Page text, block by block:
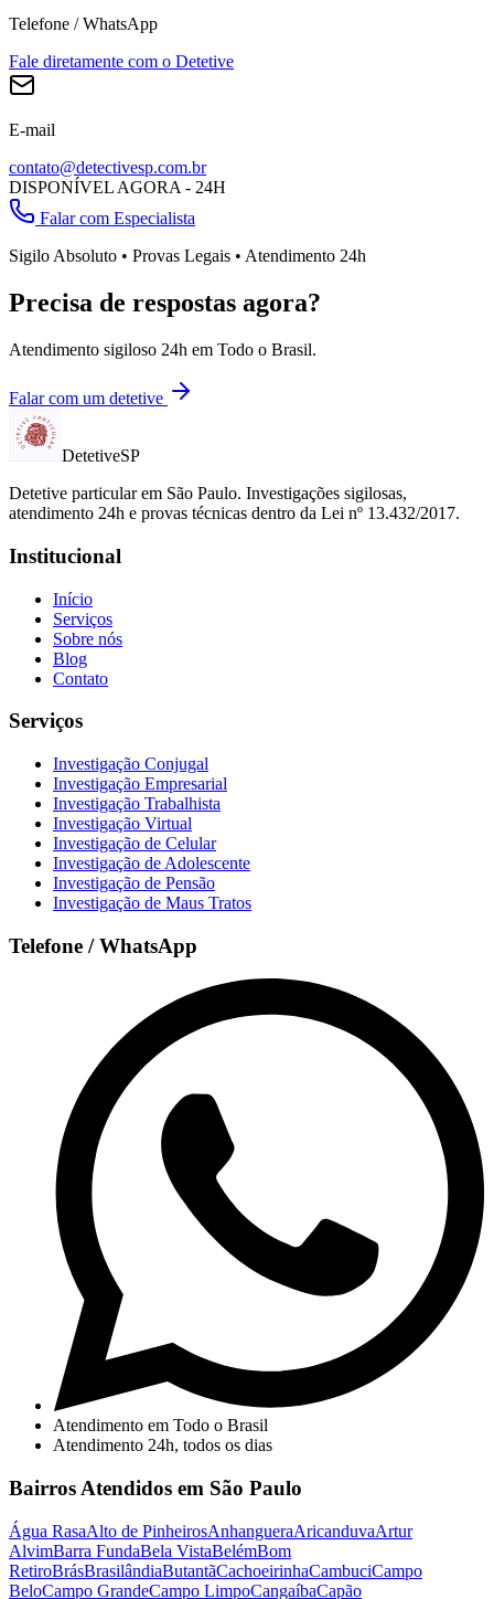
Telefone / WhatsApp
Fale diretamente com o Detetive
E-mail
contato@detectivesp.com.br
DISPONÍVEL AGORA - 24H
Falar com Especialista
Sigilo Absoluto • Provas Legais • Atendimento 24h
Precisa de respostas agora?
Atendimento sigiloso 24h em Todo o Brasil.
Falar com um detetive
DetetiveSP
Detetive particular em São Paulo. Investigações sigilosas,
atendimento 24h e provas técnicas dentro da Lei nº 13.432/2017.
Institucional
Início
Serviços
Sobre nós
Blog
Contato
Serviços
Investigação Conjugal
Investigação Empresarial
Investigação Trabalhista
Investigação Virtual
Investigação de Celular
Investigação de Adolescente
Investigação de Pensão
Investigação de Maus Tratos
Telefone / WhatsApp
Atendimento em Todo o Brasil
Atendimento 24h, todos os dias
Bairros Atendidos em São Paulo
Água RasaAlto de PinheirosAnhangueraAricanduvaArtur
AlvimBarra FundaBela VistaBelémBom
RetiroBrásBrasilândiaButantãCachoeirinhaCambuciCampo
BeloCampo GrandeCampo LimpoCangaíbaCapão